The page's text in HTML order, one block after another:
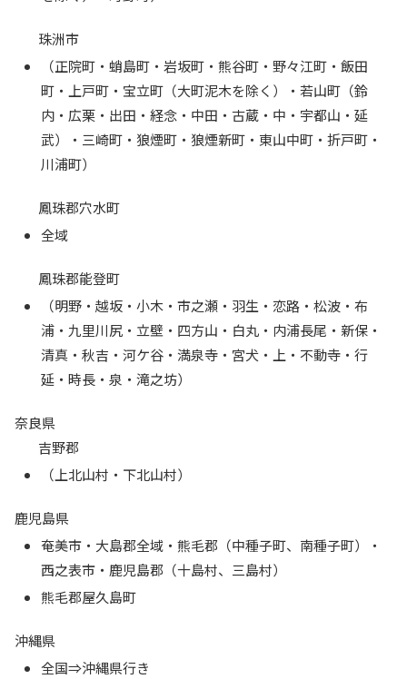
珠洲市
（正院町・蛸島町・岩坂町・熊谷町・野々江町・飯田
町・上戸町・宝立町（大町泥木を除く）・若山町（鈴
内・広栗・出田・経念・中田・古蔵・中・宇都山・延
武）・三崎町・狼煙町・狼煙新町・東山中町・折戸町・
川浦町）
鳳珠郡穴水町
全域
鳳珠郡能登町
（明野・越坂・小木・市之瀬・羽生・恋路・松波・布
浦・九里川尻・立壁・四方山・白丸・内浦長尾・新保・
清真・秋吉・河ケ谷・満泉寺・宮犬・上・不動寺・行
延・時長・泉・滝之坊）
奈良県
吉野郡
（上北山村・下北山村）
鹿児島県
奄美市・大島郡全域・熊毛郡（中種子町、南種子町）・
西之表市・鹿児島郡（十島村、三島村）
熊毛郡屋久島町
沖縄県
全国⇒沖縄県行き